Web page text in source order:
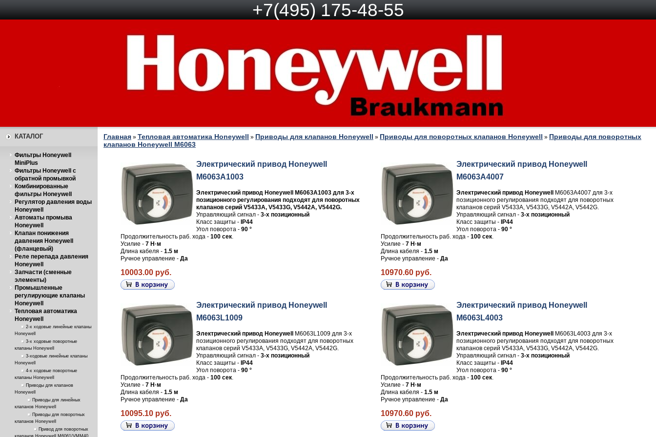
+7(495) 175-48-55
КАТАЛОГ
Фильтры Honeywell
MiniPlus
Фильтры Honeywell с
обратной промывкой
Комбинированные
фильтры Honeywell
Регулятор давления воды
Honeywell
Автоматы промыва
Honeywell
Клапан понижения
давления Honeywell
(фланцевый)
Реле перепада давления
Honeywell
Запчасти (сменные
элементы)
Промышленные
регулирующие клапаны
Honeywell
Тепловая автоматика
Honeywell
2-х ходовые линейные клапаны
Honeywell
3-х ходовые поворотные
клапаны Honeywell
3-ходовые линейные клапаны
Honeywell
4-х ходовые поворотные
клапаны Honeywell
Приводы для клапанов
Honeywell
Приводы для линейных
клапанов Honeywell
Приводы для поворотных
клапанов Honeywell
Привод для поворотных
клапанов Honeywell M6061/VMM40
Главная » Тепловая автоматика Honeywell » Приводы для клапанов Honeywell » Приводы для поворотных клапанов Honeywell » Приводы для поворотных
клапанов Honeywell M6063
Электрический привод Honeywell
M6063A1003
Электрический привод Honeywell M6063A1003 для 3-х
позиционного регулирования подходят для поворотных
клапанов серий V5433A, V5433G, V5442A, V5442G.
Управляющий сигнал -3-х позиционный
Класс защиты -IP44
Угол поворота -90 °
Продолжительность раб. хода - 100 сек.
Усилие - 7 Н·м
Длина кабеля -1.5 м
Ручное управление - Да
10003.00 руб.
Электрический привод Honeywell
M6063A4007
Электрический привод Honeywell
M6063A4007 для 3-х
позиционного регулирования подходят для поворотных
клапанов серий V5433A, V5433G, V5442A, V5442G.
Управляющий сигнал -3-х позиционный
Класс защиты -IP44
Угол поворота -90 °
Продолжительность раб. хода - 100 сек.
Усилие - 7 Н·м
Длина кабеля -1.5 м
Ручное управление - Да
10970.60 руб.
Электрический привод Honeywell
M6063L1009
Электрический привод Honeywell
M6063L1009 для 3-х
позиционного регулирования подходят для поворотных
клапанов серий V5433A, V5433G, V5442A, V5442G.
Управляющий сигнал -3-х позиционный
Класс защиты -IP44
Угол поворота -90 °
Продолжительность раб. хода - 100 сек.
Усилие - 7 Н·м
Длина кабеля -1.5 м
Ручное управление - Да
10095.10 руб.
Электрический привод Honeywell
M6063L4003
Электрический привод Honeywell
M6063L4003 для 3-х
позиционного регулирования подходят для поворотных
клапанов серий V5433A, V5433G, V5442A, V5442G.
Управляющий сигнал -3-х позиционный
Класс защиты -IP44
Угол поворота -90 °
Продолжительность раб. хода - 100 сек.
Усилие - 7 Н·м
Длина кабеля -1.5 м
Ручное управление - Да
10970.60 руб.